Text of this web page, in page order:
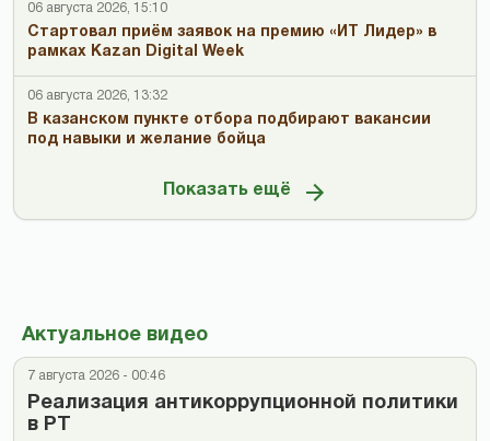
06 августа 2026, 15:10
Стартовал приём заявок на премию «ИТ Лидер» в
рамках Kazan Digital Week
06 августа 2026, 13:32
В казанском пункте отбора подбирают вакансии
под навыки и желание бойца
Показать ещё
Актуальное видео
7 августа 2026 - 00:46
Реализация антикоррупционной политики
в РТ